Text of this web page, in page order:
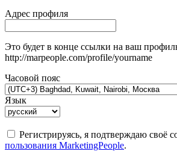
Адрес профиля
Это будет в конце ссылки на ваш
http://marpeople.com/profile/yourname
Часовой пояс
Язык
Регистрируясь, я подтверждаю своё
пользования MarketingPeople.